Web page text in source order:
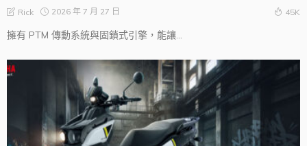
Rick 2026 年 7 月 27 日 45K
擁有 PTM 傳動系統與固鎖式引擎，能讓...